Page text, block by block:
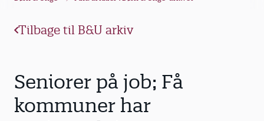
Tilbage til B&U arkiv
Seniorer på job; Få
kommuner har